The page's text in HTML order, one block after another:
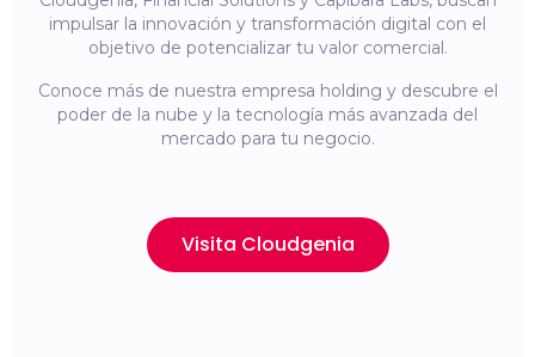
impulsar la innovación y transformación digital con el
objetivo de potencializar tu valor comercial.
Conoce más de nuestra empresa holding y descubre el
poder de la nube y la tecnología más avanzada del
mercado para tu negocio.
Visita Cloudgenia